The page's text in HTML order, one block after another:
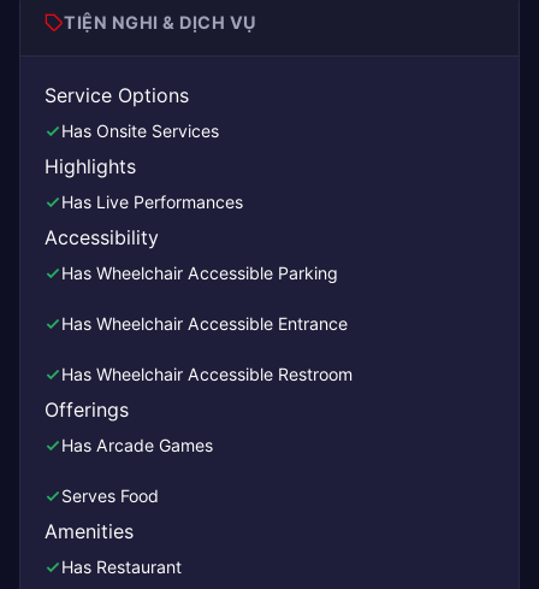
TIỆN NGHI & DỊCH VỤ
Service Options
Has Onsite Services
Highlights
Has Live Performances
Accessibility
Has Wheelchair Accessible Parking
Has Wheelchair Accessible Entrance
Has Wheelchair Accessible Restroom
Offerings
Has Arcade Games
Serves Food
Amenities
Has Restaurant